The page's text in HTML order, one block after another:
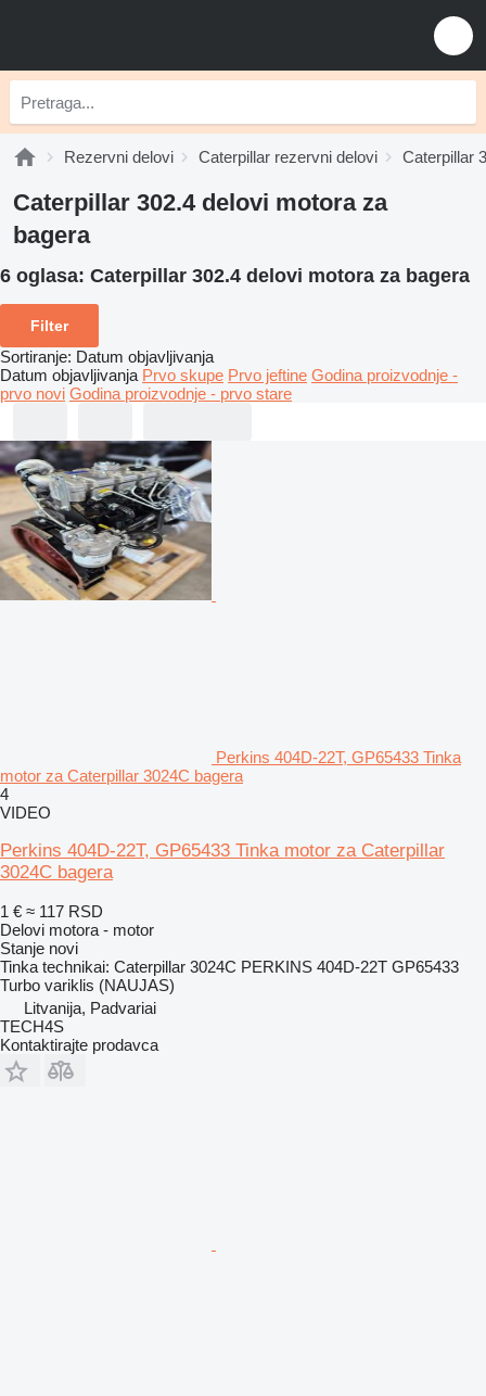
Rezervni delovi Caterpillar rezervni delovi Caterpillar
Caterpillar 302.4 delovi motora za
bagerа
6 oglasa: Caterpillar 302.4 delovi motora za bagerа
Filter
Sortiranje: Datum objavljivanja
Datum objavljivanja Prvo skupe Prvo jeftine Godina proizvodnje -
prvo novi Godina proizvodnje - prvo stare
Perkins 404D-22T, GP65433 Tinka
motor za Caterpillar 3024C bagera
4
VIDEO
Perkins 404D-22T, GP65433 Tinka motor za Caterpillar
3024C bagera
1 € ≈ 117 RSD
Delovi motora - motor
Stanje novi
Tinka technikai: Caterpillar 3024C PERKINS 404D-22T GP65433
Turbo variklis (NAUJAS)
Litvanija, Padvariai
TECH4S
Kontaktirajte prodavca